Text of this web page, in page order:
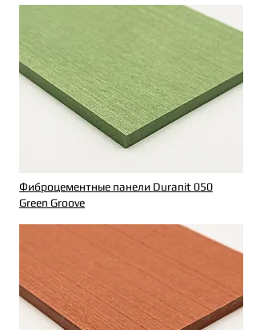
Фиброцементные панели Duranit 050
Green Groove